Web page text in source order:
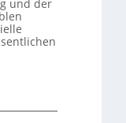
und der